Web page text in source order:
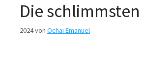
Die
2024von Ochai Emanuel